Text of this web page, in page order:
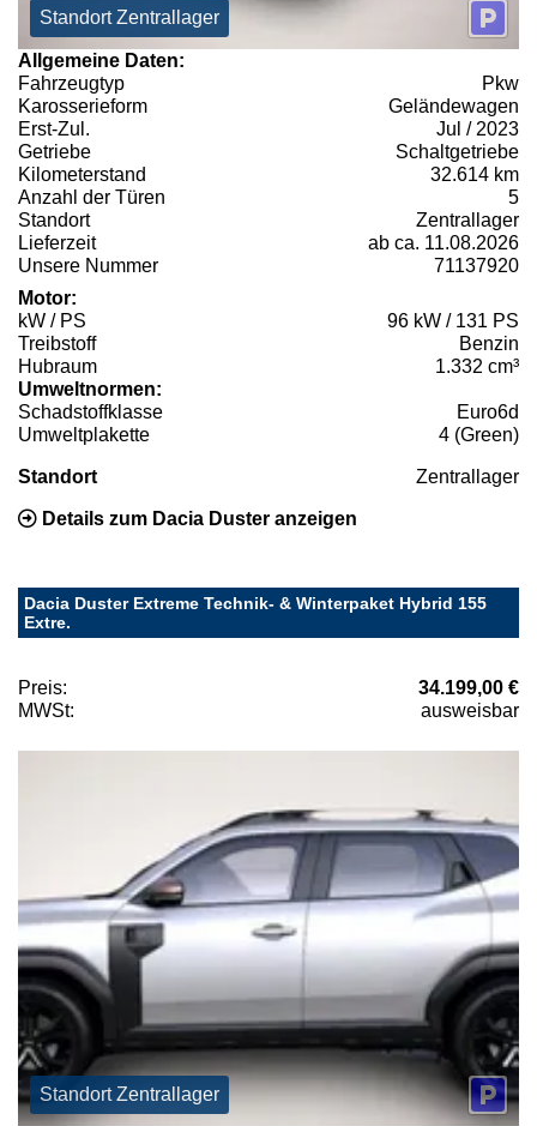
Standort Zentrallager
Allgemeine Daten:
Fahrzeugtyp
Pkw
Karosserieform
Geländewagen
Erst-Zul.
Jul / 2023
Getriebe
Schaltgetriebe
Kilometerstand
32.614 km
Anzahl der Türen
5
Standort
Zentrallager
Lieferzeit
ab ca. 11.08.2026
Unsere Nummer
71137920
Motor:
kW / PS
96 kW / 131 PS
Treibstoff
Benzin
Hubraum
1.332 cm³
Umweltnormen:
Schadstoffklasse
Euro6d
Umweltplakette
4 (Green)
Standort Zentrallager
Details zum Dacia Duster anzeigen
Dacia Duster Extreme Technik- & Winterpaket Hybrid 155
Extre.
Preis:
34.199,00 €
MWSt:
ausweisbar
Standort Zentrallager